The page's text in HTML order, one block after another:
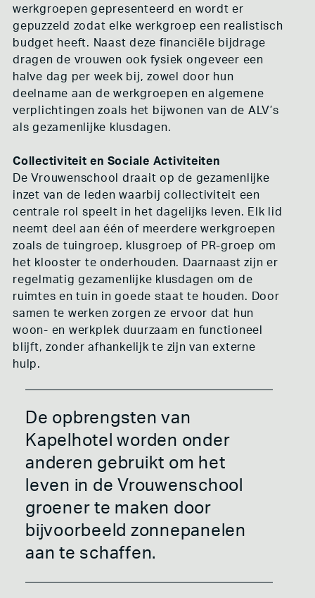
werkgroepen gepresenteerd en wordt er
gepuzzeld zodat elke werkgroep een realistisch
budget heeft. Naast deze financiële bijdrage
dragen de vrouwen ook fysiek ongeveer een
halve dag per week bij, zowel door hun
deelname aan de werkgroepen en algemene
verplichtingen zoals het bijwonen van de ALV’s
als gezamenlijke klusdagen.
Collectiviteit en Sociale Activiteiten
De Vrouwenschool draait op de gezamenlijke
inzet van de leden waarbij collectiviteit een
centrale rol speelt in het dagelijks leven. Elk lid
neemt deel aan één of meerdere werkgroepen
zoals de tuingroep, klusgroep of PR-groep om
het klooster te onderhouden. Daarnaast zijn er
regelmatig gezamenlijke klusdagen om de
ruimtes en tuin in goede staat te houden. Door
samen te werken zorgen ze ervoor dat hun
woon- en werkplek duurzaam en functioneel
blijft, zonder afhankelijk te zijn van externe
hulp.
De opbrengsten van
Kapelhotel worden onder
anderen gebruikt om het
leven in de Vrouwenschool
groener te maken door
bijvoorbeeld zonnepanelen
aan te schaffen.